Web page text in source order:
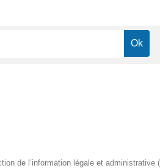
de l’information légale et administrative